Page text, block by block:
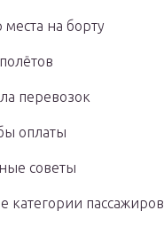
на борту
перевозок
оплаты
советы
категории пассажиров